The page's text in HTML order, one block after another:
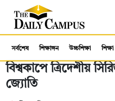
সর্বশেষ শিক্ষাঙ্গন উচ্চশিক্ষা
বিশ্বকাপে ত্রিদেশীয়
জ্যোতি